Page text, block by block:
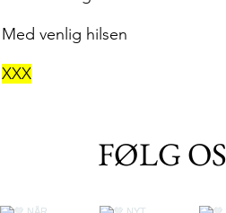
Med venlig hilsen
XXX
FØLG